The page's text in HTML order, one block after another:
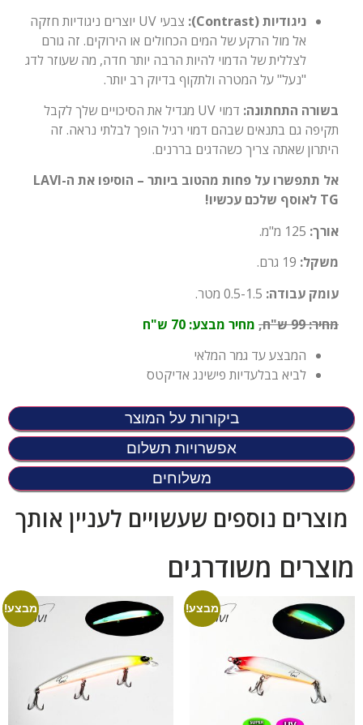
ביקורות על המוצר
אפשרויות תשלום
משלוחים
ניגודיות (Contrast):
צבעי UV יוצרים ניגודיות חזקה
אל מול הרקע של המים הכחולים או הירוקים. זה גורם
לצללית של הדמוי להיות הרבה יותר חדה, מה שעוזר לדג
"נעל" על המטרה ולתקוף בדיוק רב יותר.
בשורה התחתונה:
דמוי UV מגדיל את הסיכויים שלך לקבל
תקיפה גם בתנאים שבהם דמוי רגיל הופך לבלתי נראה. זה
היתרון שאתה צריך כשהדגים בררנים.
אל תתפשרו על פחות מהטוב ביותר – הוסיפו את ה-LAVI
TG לאוסף שלכם עכשיו!
אורך:
מ"מ.
משקל:
עומק עבודה:
מחיר:
99ש"ח, מחיר מבצע: 70 ש"ח
המבצע עד גמר המלאי
לביא בבלעדיות פישינג אדיקטס
מוצרים נוספים שעשויים לעניין אותך
מוצרים משודרגים
מבצע! מבצע!